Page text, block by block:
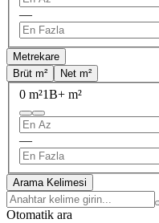
—
Metrekare
Brüt m²
Net m²
0 m²1B+ m²
—
Arama Kelimesi
Otomatik ara